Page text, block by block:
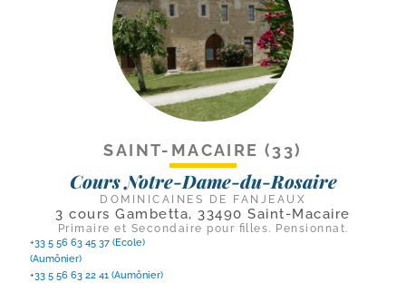
SAINT-MACAIRE (33)
Cours Notre-Dame-du-Rosaire
DOMINICAINES DE FANJEAUX
3 cours Gambetta, 33490 Saint-Macaire
Primaire et Secondaire pour filles. Pensionnat.
+33 5 56 63 45 37 (Ecole)
(Aumônier)
+33 5 56 63 22 41 (Aumônier)